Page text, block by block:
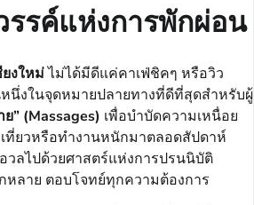
รรค์แห่งการพักผ่อน
ยงใหม่ไม่ได้มีดีแค่คาเฟ่ชิคๆ หรือวิว
นึ่งในจุดหมายปลายทางที่ดีที่สุดสำหรับผู้
” (Massages) เพื่อบำบัดความเหนื่อย
ที่ยวหรือทำงานหนักมาตลอดสัปดาห์
วลไปด้วยศาสตร์แห่งการปรนนิบัติ
หลาย ตอบโจทย์ทุกความต้องการ